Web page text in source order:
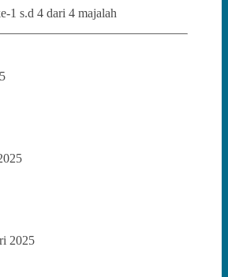
1 s.d 4 dari 4 majalah
2025